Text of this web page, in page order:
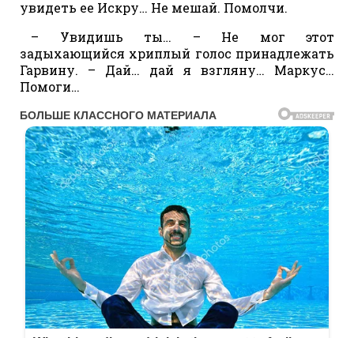
увидеть ее Искру… Не мешай. Помолчи.
– Увидишь ты… – Не мог этот
задыхающийся хриплый голос принадлежать
Гарвину. – Дай… дай я взгляну… Маркус…
Помоги…